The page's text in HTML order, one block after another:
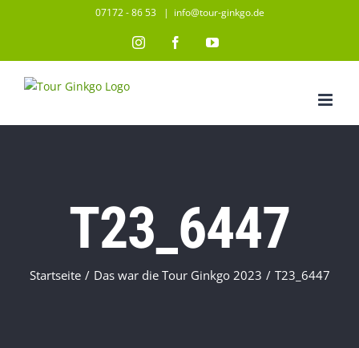
07172 - 86 53 | info@tour-ginkgo.de
InstagramFacebookYouTube
T23_6447
Startseite / Das war die Tour Ginkgo 2023 / T23_6447